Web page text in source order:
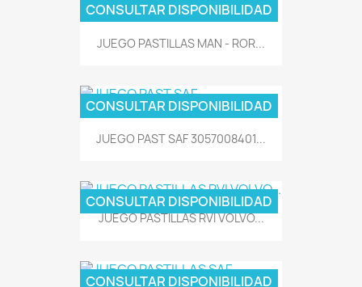
JUEGO PASTILLAS MAN - ROR...
CONSULTAR DISPONIBILIDAD
JUEGO PAST SAF 3057008401...
CONSULTAR DISPONIBILIDAD
JUEGO PASTILLAS RVI VOLVO...
CONSULTAR DISPONIBILIDAD
CONSULTAR DISPONIBILIDAD